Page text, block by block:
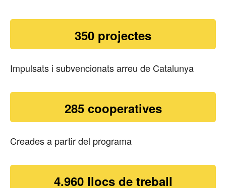
350 projectes
Impulsats i subvencionats arreu de Catalunya
285 cooperatives
Creades a partir del programa
4.960 llocs de treball